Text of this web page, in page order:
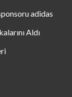
adidas
Aldı